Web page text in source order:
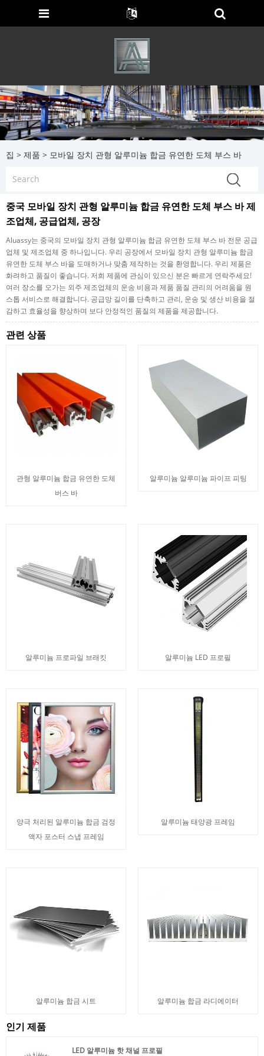
집 > 제품 > 모바일 장치 관형 알루미늄 합금 유연한 도체 부스 바
중국 모바일 장치 관형 알루미늄 합금 유연한 도체 부스 바 제
조업체, 공급업체, 공장
Aluassy는 중국의 모바일 장치 관형 알루미늄 합금 유연한 도체 부스 바 전문 공급
업체 및 제조업체 중 하나입니다. 우리 공장에서 모바일 장치 관형 알루미늄 합금
유연한 도체 부스 바을 도매하거나 맞춤 제작하는 것을 환영합니다. 우리 제품은
화려하고 품질이 좋습니다. 저희 제품에 관심이 있으신 분은 빠르게 연락주세요!
여러 장소를 오가는 외주 제조업체의 운송 비용과 제품 품질 관리의 어려움을 원
스톱 서비스로 해결합니다. 공급망 길이를 단축하고 관리, 운송 및 생산 비용을 절
감하고 효율성을 향상하며 보다 안정적인 품질의 제품을 제공합니다.
관련 상품
관형 알루미늄 합금 유연한 도체
버스 바
알루미늄 알루미늄 파이프 피팅
알루미늄 프로파일 브래킷 알루미늄 LED 프로필
양극 처리된 알루미늄 합금 검정
액자 포스터 스냅 프레임
알루미늄 태양광 프레임
알루미늄 합금 시트 알루미늄 합금 라디에이터
인기 제품
LED 알루미늄 핫 채널 프로필